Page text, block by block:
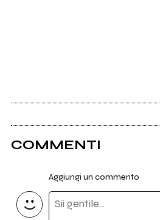
COMMENTI
Aggiungi un commento